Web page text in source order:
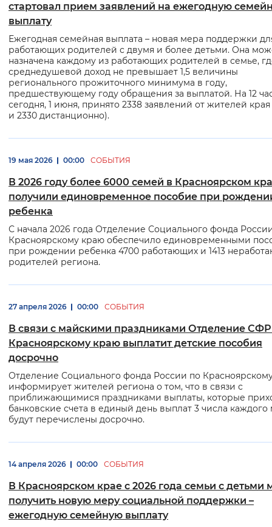
стартовал прием заявлений на ежегодную
выплату
Ежегодная семейная выплата – новая мера поддержки
работающих родителей с двумя и более детьми. Она
назначена каждому из работающих родителей в семье,
среднедушевой доход не превышает 1,5 величины
регионального прожиточного минимума в году,
предшествующему году обращения за выплатой. На 12
сегодня, 1 июня, принято 2338 заявлений от жителей
и 2330 дистанционно).
СОБЫТИЯ
19 мая 2026 00:00
В 2026 году более 6000 семей в Красноярском
получили единовременное пособие при
ребенка
С начала 2026 года Отделение Социального фонда
Красноярскому краю обеспечило единовременными
при рождении ребенка 4700 работающих и 1413
родителей региона.
СОБЫТИЯ
27 апреля 2026 00:00
В связи с майскими праздниками Отделение
Красноярскому краю выплатит детские пособия
досрочно
Отделение Социального фонда России по
информирует жителей региона о том, что в связи с
приближающимися праздниками выплаты, которые
банковские счета в единый день выплат 3 числа каждого
будут перечислены досрочно.
СОБЫТИЯ
14 апреля 2026 00:00
В Красноярском крае с 2026 года семьи с детьми
получить новую меру социальной поддержки –
ежегодную семейную выплату